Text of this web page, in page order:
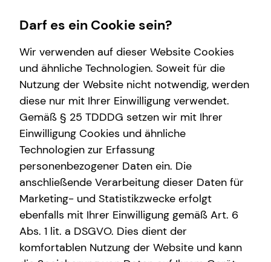
Wissenswertes
Über mich
Über tecis
Volker Schreiner
Darf es ein Cookie sein?
Wir verwenden auf dieser Website Cookies
und ähnliche Technologien. Soweit für die
Nutzung der Website nicht notwendig, werden
diese nur mit Ihrer Einwilligung verwendet.
Gemäß § 25 TDDDG setzen wir mit Ihrer
Einwilligung Cookies und ähnliche
Technologien zur Erfassung
personenbezogener Daten ein. Die
anschließende Verarbeitung dieser Daten für
Marketing- und Statistikzwecke erfolgt
ebenfalls mit Ihrer Einwilligung gemäß Art. 6
Abs. 1 lit. a DSGVO. Dies dient der
komfortablen Nutzung der Website und kann